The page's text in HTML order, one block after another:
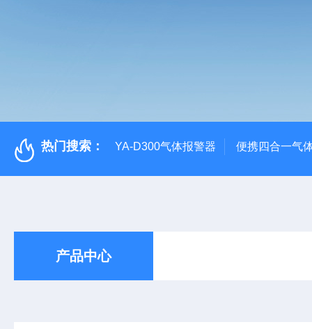
热门搜索： YA-D300气体报警器 便携四合一气
产品中心